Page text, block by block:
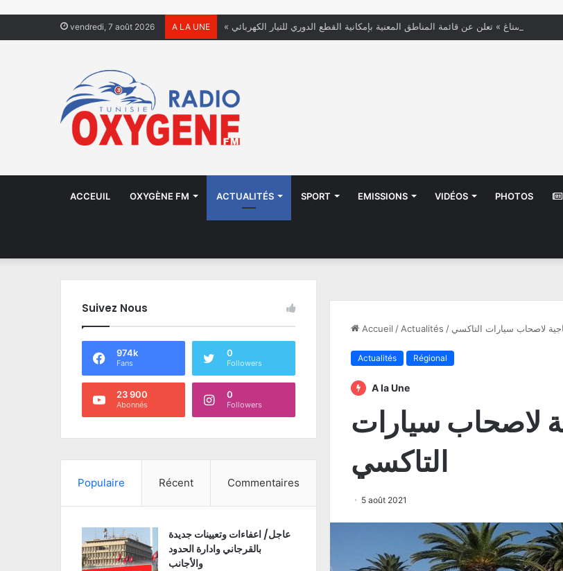
vendredi, 7 août 2026 A LA UNE « الستاغ » تعلن عن قائمة المناطق المعنية بإمكانية القطع الدوري للتيار الكهربائي
ACCEUIL OXYGÈNE FM ACTUALITÉS SPORT EMISSIONS VIDÉOS PHOTOS
Accueil / Actualités / لاصحاب سيارات التاكسي
Actualités Régional
A la Une
لاصحاب سيارات
التاكسي
5 août 2021
Suivez Nous
974k
Fans
0
Followers
23 900
Abonnés
0
Followers
Populaire Récent Commentaires
عاجل/ اعفاءات وتعيينات جديدة
بالقرجاني وادارة الحدود
والأجانب